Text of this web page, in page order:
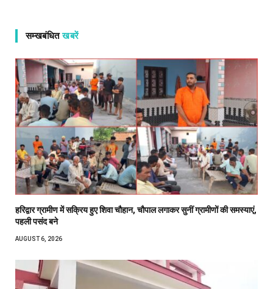
सम्खबंधितखबरें
हरिद्वार ग्रामीण में सक्रिय हुए शिवा चौहान, चौपाल लगाकर सुनीं ग्रामीणों की समस्याएं,
पहली पसंद बने
AUGUST 6, 2026